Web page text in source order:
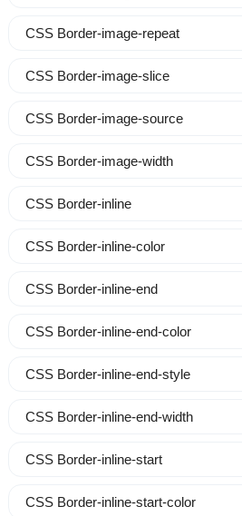
CSS Border-image-repeat
CSS Border-image-slice
CSS Border-image-source
CSS Border-image-width
CSS Border-inline
CSS Border-inline-color
CSS Border-inline-end
CSS Border-inline-end-color
CSS Border-inline-end-style
CSS Border-inline-end-width
CSS Border-inline-start
CSS Border-inline-start-color